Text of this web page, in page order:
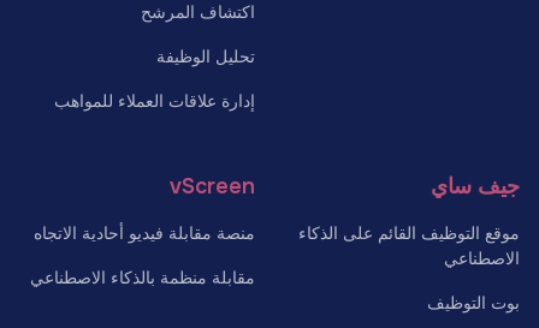
اكتشاف المرشح
تحليل الوظيفة
إدارة علاقات العملاء للمواهب
جيف ساي
موقع التوظيف القائم على الذكاء
الاصطناعي
بوت التوظيف
vScreen
منصة مقابلة فيديو أحادية الاتجاه
مقابلة منظمة بالذكاء الاصطناعي